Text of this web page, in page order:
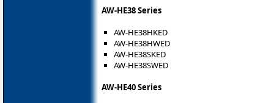
AW-HE38 Series
AW-HE38HKED
AW-HE38HWED
AW-HE38SKED
AW-HE38SWED
AW-HE40 Series